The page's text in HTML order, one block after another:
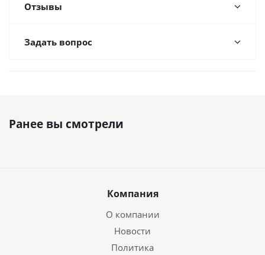
Отзывы
Задать вопрос
Ранее вы смотрели
Компания
О компании
Новости
Политика